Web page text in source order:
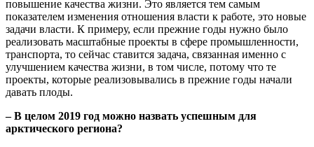
повышение качества жизни. Это является тем самым
показателем изменения отношения власти к работе, это новые
задачи власти. К примеру, если прежние годы нужно было
реализовать масштабные проекты в сфере промышленности,
транспорта, то сейчас ставится задача, связанная именно с
улучшением качества жизни, в том числе, потому что те
проекты, которые реализовывались в прежние годы начали
давать плоды.
– В целом 2019 год можно назвать успешным для
арктического региона?